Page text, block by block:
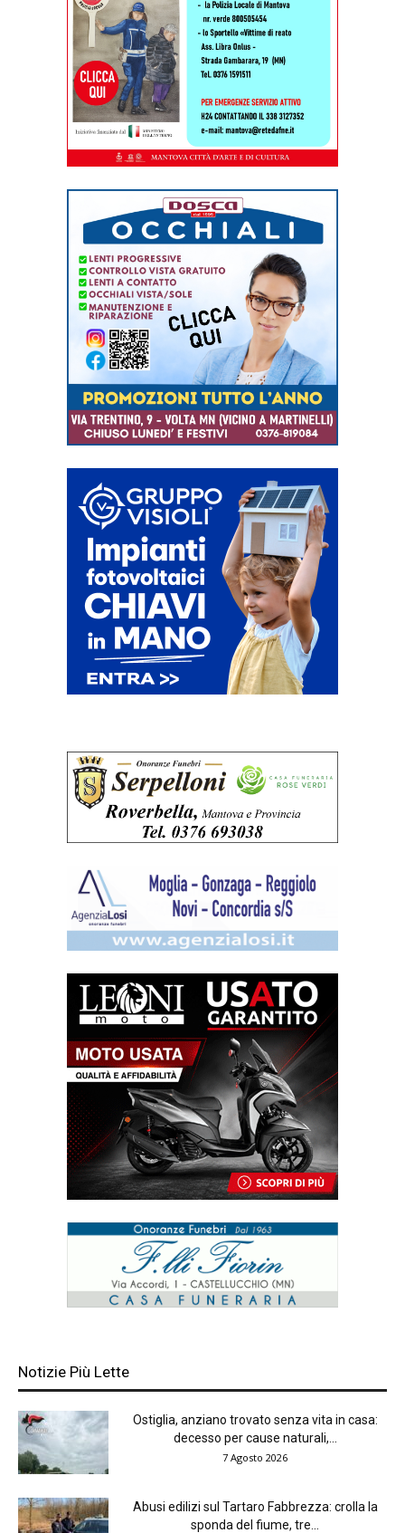
Notizie Più Lette
Ostiglia, anziano trovato senza vita in casa:
decesso per cause naturali,...
7 Agosto 2026
Abusi edilizi sul Tartaro Fabbrezza: crolla la
sponda del fiume, tre...